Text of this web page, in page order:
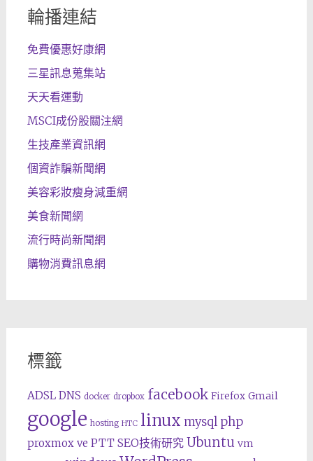
輪播連結
免費優惠好康網
三星訊息蒐集站
天天看運動
MSCI成份股關注網
生技產業資訊網
個資詐騙新聞網
美容彩妝瘦身減重網
美食新聞網
流行時尚新聞網
購物消費訊息網
標籤
ADSL DNS docker dropbox facebook Firefox Gmail
google hosting HTC linux mysql php
proxmox ve PTT SEO技術研究 Ubuntu vm